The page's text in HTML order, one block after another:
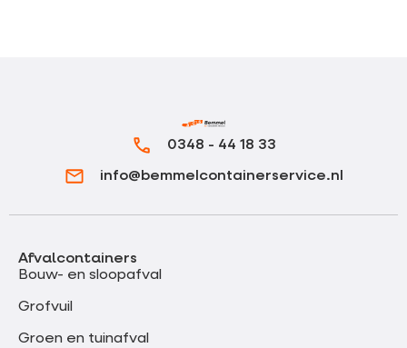
0348 - 44 18 33
info@bemmelcontainerservice.nl
Afvalcontainers
Bouw- en sloopafval
Grofvuil
Groen en tuinafval